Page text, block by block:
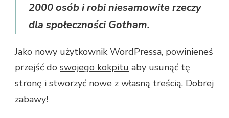
2000 osób i robi niesamowite rzeczy
dla społeczności Gotham.
Jako nowy użytkownik WordPressa, powinieneś
przejść do swojego kokpitu aby usunąć tę
stronę i stworzyć nowe z własną treścią. Dobrej
zabawy!